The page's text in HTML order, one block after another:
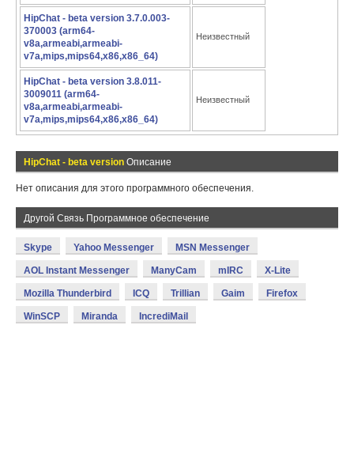
HipChat - beta version 3.7.0.003-
370003 (arm64-
v8a,armeabi,armeabi-
v7a,mips,mips64,x86,x86_64)
Неизвестный
HipChat - beta version 3.8.011-
3009011 (arm64-
v8a,armeabi,armeabi-
v7a,mips,mips64,x86,x86_64)
Неизвестный
HipChat - beta version Описание
Нет описания для этого программного обеспечения.
Другой Связь Программное обеспечение
Skype Yahoo Messenger MSN Messenger
AOL Instant Messenger ManyCam mIRC X-Lite
Mozilla Thunderbird ICQ Trillian Gaim Firefox
WinSCP Miranda IncrediMail